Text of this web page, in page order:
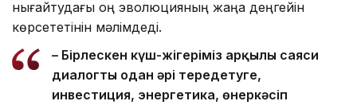
нығайтудағы оң эволюцияның жаңа деңгейін
көрсететінін мәлімдеді.
– Бірлескен күш-жігеріміз арқылы саяси
диалогты одан әрі тереңдетуге,
инвестиция, энергетика, өнеркәсіп